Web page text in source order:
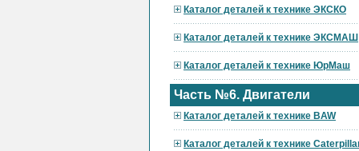
Каталог деталей к технике ЭКСКО
Каталог деталей к технике ЭКСМАШ
Каталог деталей к технике ЮрМаш
Часть №6. Двигатели
Каталог деталей к технике BAW
Каталог деталей к технике